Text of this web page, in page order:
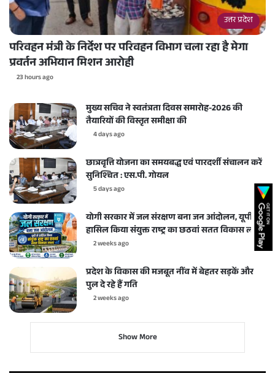
उत्तर प्रदेश
परिवहन मंत्री के निर्देश पर परिवहन विभाग चला रहा है मेगा
प्रवर्तन अभियान मिशन आरोही
23 hours ago
मुख्य सचिव ने स्वतंत्रता दिवस समारोह-2026 की
तैयारियों की विस्तृत समीक्षा की
4 days ago
छात्रवृत्ति योजना का समयबद्ध एवं पारदर्शी संचालन करें
सुनिश्चित : एस.पी. गोयल
5 days ago
योगी सरकार में जल संरक्षण बना जन आंदोलन, यूपी ने
हासिल किया संयुक्त राष्ट्र का छठवां सतत विकास लक्ष्य
2 weeks ago
प्रदेश के विकास की मजबूत नींव में बेहतर सड़कें और
पुल दे रहे हैं गति
2 weeks ago
Show More